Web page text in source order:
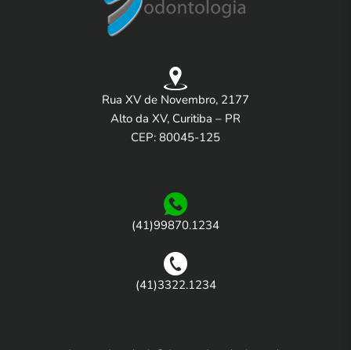
Rua XV de Novembro, 2177
Alto da XV, Curitiba – PR
CEP: 80045-125
(41)99870.1234
(41)3322.1234